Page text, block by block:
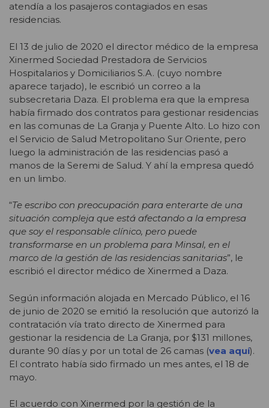
atendía a los pasajeros contagiados en esas
residencias.
El 13 de julio de 2020 el director médico de la empresa
Xinermed Sociedad Prestadora de Servicios
Hospitalarios y Domiciliarios S.A. (cuyo nombre
aparece tarjado), le escribió un correo a la
subsecretaria Daza. El problema era que la empresa
había firmado dos contratos para gestionar residencias
en las comunas de La Granja y Puente Alto. Lo hizo con
el Servicio de Salud Metropolitano Sur Oriente, pero
luego la administración de las residencias pasó a
manos de la Seremi de Salud. Y ahí la empresa quedó
en un limbo.
“Te escribo con preocupación para enterarte de una
situación compleja que está afectando a la empresa
que soy el responsable clínico, pero puede
transformarse en un problema para Minsal, en el
marco de la gestión de las residencias sanitarias”, le
escribió el director médico de Xinermed a Daza.
Según información alojada en Mercado Público, el 16
de junio de 2020 se emitió la resolución que autorizó la
contratación vía trato directo de Xinermed para
gestionar la residencia de La Granja, por $131 millones,
durante 90 días y por un total de 26 camas (vea aquí).
El contrato había sido firmado un mes antes, el 18 de
mayo.
El acuerdo con Xinermed por la gestión de la